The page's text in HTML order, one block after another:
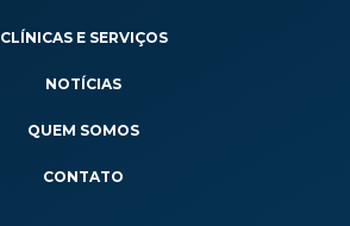
CLÍNICAS E SERVIÇOS
NOTÍCIAS
QUEM SOMOS
CONTATO